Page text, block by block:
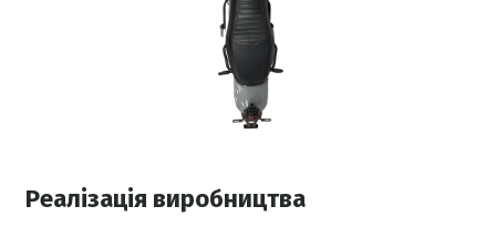
Реалізація виробництва